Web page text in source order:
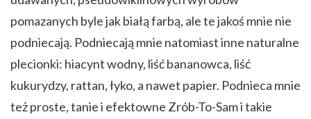
pomazanych byle jak białą farbą, ale te jakoś mnie nie
podniecają. Podniecają mnie natomiast inne naturalne
plecionki: hiacynt wodny, liść bananowca, liść
kukurydzy, rattan, łyko, a nawet papier. Podnieca mnie
też proste, tanie i efektowne Zrób-To-Sam i takie